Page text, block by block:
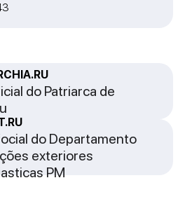
do Patriarca de
do Departamento
exteriores
PM